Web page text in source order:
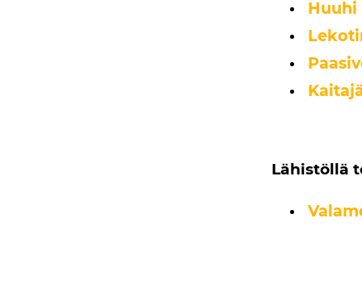
Huuhi
Lähistöllä